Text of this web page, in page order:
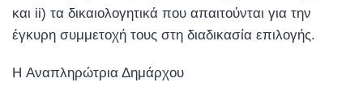
και ii) τα δικαιολογητικά που απαιτούνται για την
έγκυρη συμμετοχή τους στη διαδικασία επιλογής.
H Αναπληρώτρια Δημάρχου